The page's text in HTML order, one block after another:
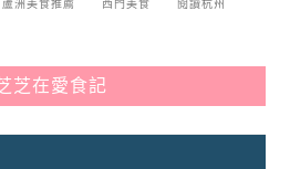
蘆洲美食推薦 西門美食 閱讀杭州
芝在愛食記